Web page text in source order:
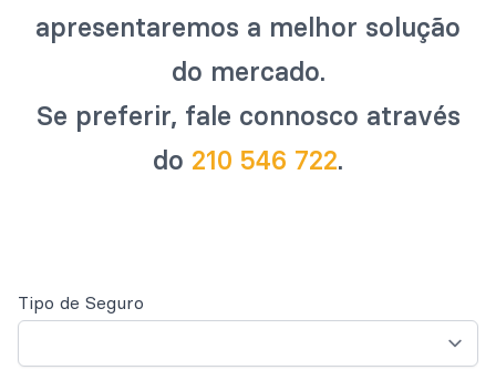
apresentaremos a melhor solução
do mercado.
Se preferir, fale connosco através
do
.
Tipo de Seguro